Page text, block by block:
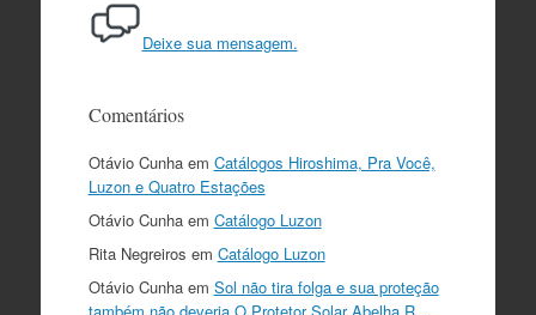
Deixe sua mensagem.
Comentários
Otávio Cunhaem Catálogos Hiroshima, Pra Você,
Luzon e Quatro Estações
Otávio Cunhaem Catálogo Luzon
Rita Negreiros em Catálogo Luzon
Otávio Cunhaem Sol não tira folga e sua proteção